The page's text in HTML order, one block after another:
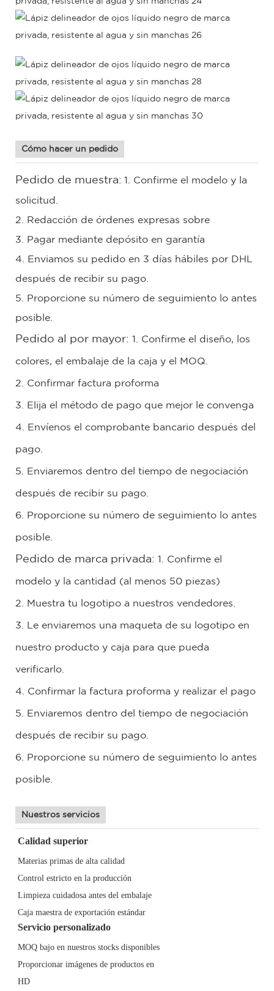
Cómo hacer un pedido
Pedido de muestra: 1. Confirme el modelo y la
solicitud.
2. Redacción de órdenes expresas sobre
3. Pagar mediante depósito en garantía
4. Enviamos su pedido en 3 días hábiles por DHL
después de recibir su pago.
5. Proporcione su número de seguimiento lo antes
posible.
Pedido al por mayor: 1. Confirme el diseño, los
colores, el embalaje de la caja y el MOQ.
2. Confirmar factura proforma
3. Elija el método de pago que mejor le convenga
4. Envíenos el comprobante bancario después del
pago.
5. Enviaremos dentro del tiempo de negociación
después de recibir su pago.
6. Proporcione su número de seguimiento lo antes
posible.
Pedido de marca privada: 1. Confirme el
modelo y la cantidad (al menos 50 piezas)
2. Muestra tu logotipo a nuestros vendedores.
3. Le enviaremos una maqueta de su logotipo en
nuestro producto y caja para que pueda
verificarlo.
4. Confirmar la factura proforma y realizar el pago
5. Enviaremos dentro del tiempo de negociación
después de recibir su pago.
6. Proporcione su número de seguimiento lo antes
posible.
Nuestros servicios
Calidad superior
Materias primas de alta calidad
Control estricto en la producción
Limpieza cuidadosa antes del embalaje
Caja maestra de exportación estándar
Servicio personalizado
MOQ bajo en nuestros stocks disponibles
Proporcionar imágenes de productos en
HD